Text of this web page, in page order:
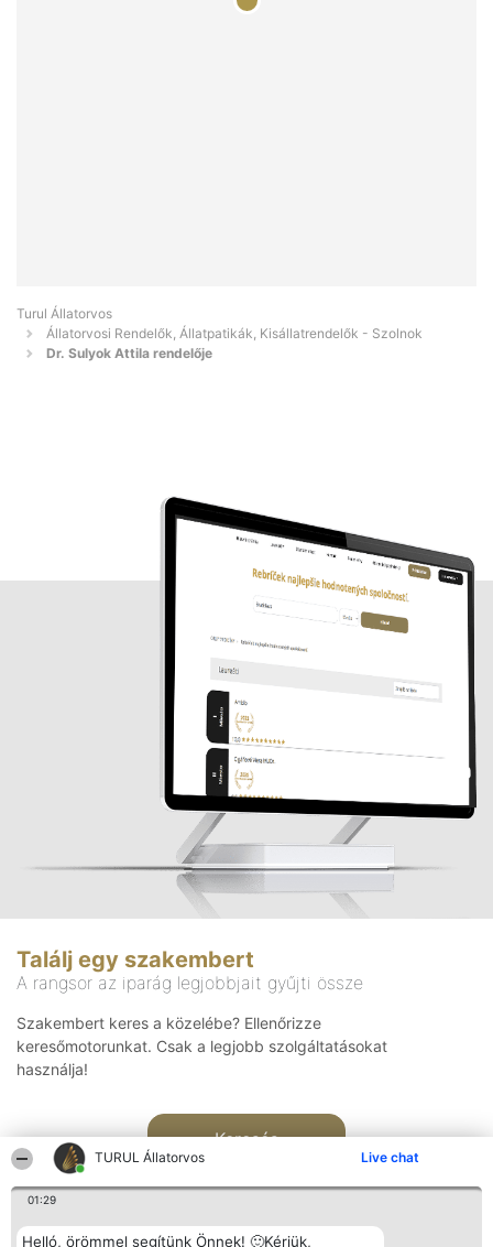
TURUL Állatorvos Live chat
01:29
Helló, örömmel segítünk Önnek! 🙂Kérjük,
Turul Állatorvos
Állatorvosi Rendelők, Állatpatikák, Kisállatrendelők - Szolnok
Dr. Sulyok Attila rendelője
Találj egy szakembert
A rangsor az iparág legjobbjait gyűjti össze
Szakembert keres a közelébe? Ellenőrizze
keresőmotorunkat. Csak a legjobb szolgáltatásokat
használja!
Keresés